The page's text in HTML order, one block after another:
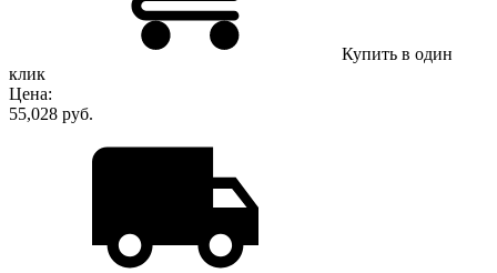
Купить в один
клик
Цена:
55,028 руб.